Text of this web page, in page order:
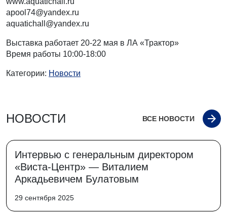
apool74@yandex.ru
aquatichall@yandex.ru
Выставка работает 20-22 мая в ЛА «Трактор»
Время работы 10:00-18:00
Категории: Новости
НОВОСТИ ВСЕ НОВОСТИ
Интервью с генеральным директором
«Виста-Центр» — Виталием
Аркадьевичем Булатовым
29 сентября 2025